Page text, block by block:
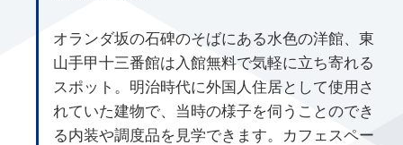
オランダ坂の石碑のそばにある水色の洋館、東
山手甲十三番館は入館無料で気軽に立ち寄れる
スポット。明治時代に外国人住居として使用さ
れていた建物で、当時の様子を伺うことのでき
る内装や調度品を見学できます。カフェスペー